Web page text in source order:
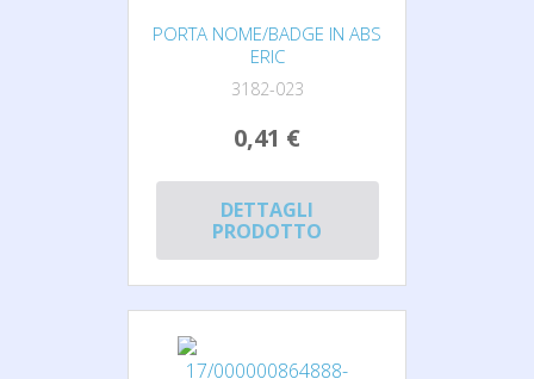
PORTA NOME/BADGE IN ABS
ERIC
3182-023
0,41 €
DETTAGLI
PRODOTTO